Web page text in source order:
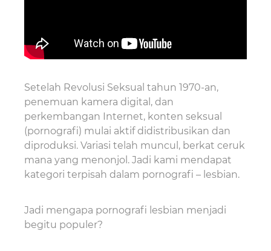
Setelah Revolusi Seksual tahun 1970-an,
penemuan kamera digital, dan
perkembangan Internet, konten seksual
(pornografi) mulai aktif didistribusikan dan
diproduksi. Variasi telah muncul, berkat ceruk
mana yang menonjol. Jadi kami mendapat
kategori terpisah dalam pornografi – lesbian.
Jadi mengapa pornografi lesbian menjadi
begitu populer?